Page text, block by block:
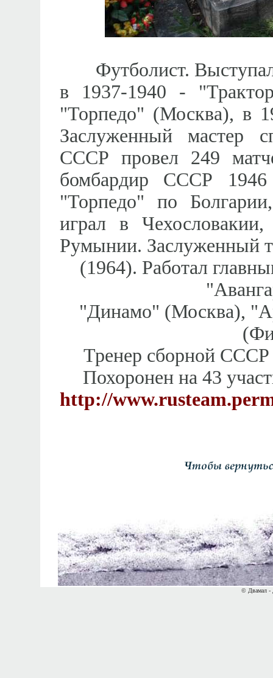
Футболист. Выступал
в 1937-1940 -
"Торпедо" (Москва), в
Заслуженный мастер
СССР провел 249
бомбардир СССР
"Торпедо" по
играл в
Румынии. Заслуженный
(1964). Работал
"Динамо" (Москва),
Тренер сборной
Похоронен на 43
http://
© Двамал -